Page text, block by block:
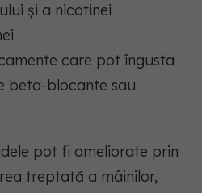
și a nicotinei
care pot îngusta
beta-blocante sau
pot fi ameliorate prin
treptată a mâinilor,